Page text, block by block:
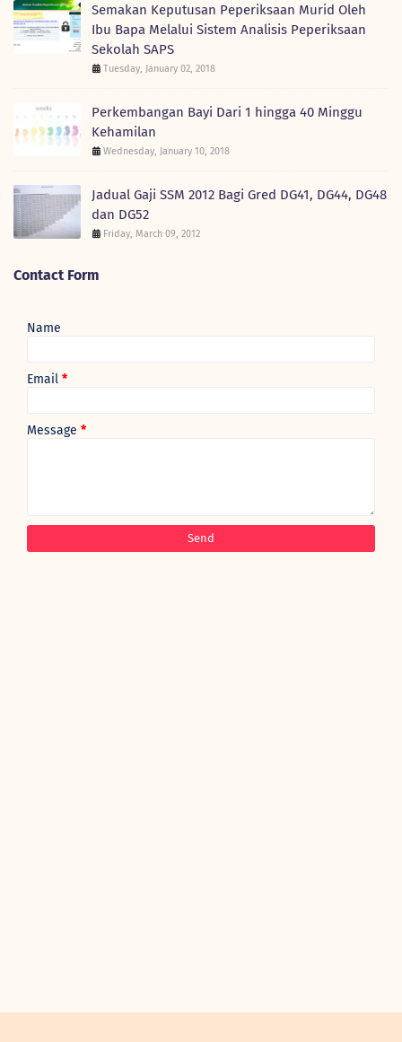
Semakan Keputusan Peperiksaan Murid Oleh
Ibu Bapa Melalui Sistem Analisis Peperiksaan
Sekolah SAPS
Tuesday, January 02, 2018
Perkembangan Bayi Dari 1 hingga 40 Minggu
Kehamilan
Wednesday, January 10, 2018
Jadual Gaji SSM 2012 Bagi Gred DG41, DG44, DG48
dan DG52
Friday, March 09, 2012
Contact Form
Name
Email *
Message *